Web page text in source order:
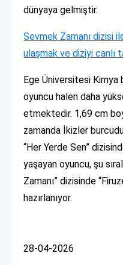
dünyaya gelmiştir.
Sevmek Zamanı dizisi
ulaşmak ve diziyi canlı
Ege Üniversitesi
oyuncu halen daha
etmektedir. 1,69 cm
zamanda İkizler
“Her Yerde Sen”
yaşayan oyuncu, şu
Zamanı” dizisinde
hazırlanıyor.
28-04-2026